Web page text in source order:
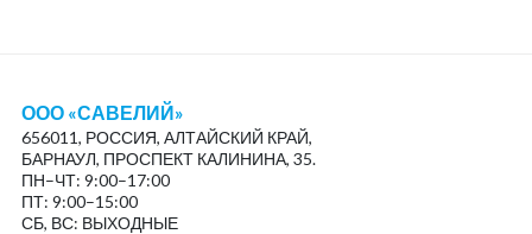
ООО «САВЕЛИЙ»
656011, РОССИЯ, АЛТАЙСКИЙ КРАЙ,
БАРНАУЛ, ПРОСПЕКТ КАЛИНИНА, 35.
ПН–ЧТ: 9:00–17:00
ПТ: 9:00–15:00
СБ, ВС: ВЫХОДНЫЕ